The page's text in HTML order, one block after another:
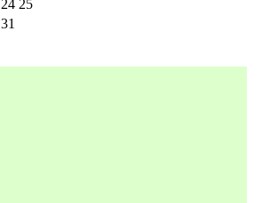
24 25
31